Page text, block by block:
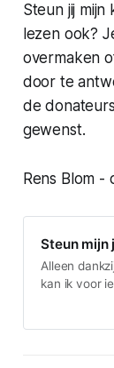
Steun jij
lezen ook?
overmaken
door te
de
gewenst.
Rens Blom -
Steun mijn
Alleen
kan ik voor